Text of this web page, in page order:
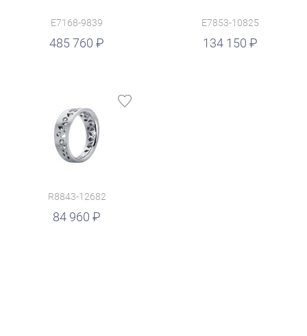
E7168-9839
485 760
E7853-10825
134 150
руб.
R8843-12682
84 960